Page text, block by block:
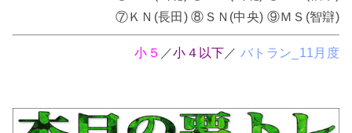
⑦ＫＮ(長田) ⑧ＳＮ(中央) ⑨ＭＳ(智辯)
小５ ／小４以下 ／バトラン_11月度